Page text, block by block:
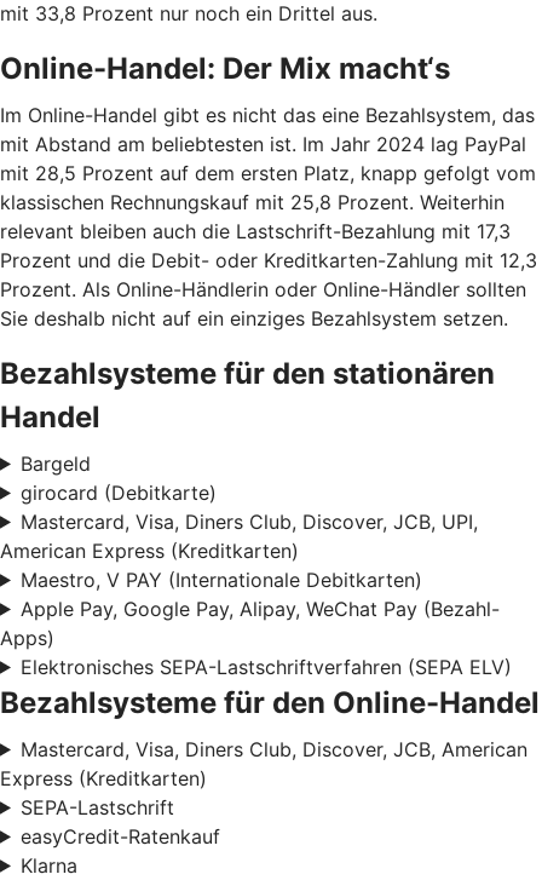
mit 33,8 Prozent nur noch ein Drittel aus.
Online-Handel: Der Mix macht‘s
Im Online-Handel gibt es nicht das eine Bezahlsystem, das
mit Abstand am beliebtesten ist. Im Jahr 2024 lag PayPal
mit 28,5 Prozent auf dem ersten Platz, knapp gefolgt vom
klassischen Rechnungskauf mit 25,8 Prozent. Weiterhin
relevant bleiben auch die Lastschrift-Bezahlung mit 17,3
Prozent und die Debit- oder Kreditkarten-Zahlung mit 12,3
Prozent. Als Online-Händlerin oder Online-Händler sollten
Sie deshalb nicht auf ein einziges Bezahlsystem setzen.
Bezahlsysteme für den stationären
Handel
Bargeld
girocard (Debitkarte)
Mastercard, Visa, Diners Club, Discover, JCB, UPI,
American Express (Kreditkarten)
Maestro, V PAY (Internationale Debitkarten)
Apple Pay, Google Pay, Alipay, WeChat Pay (Bezahl-
Apps)
Elektronisches SEPA-Lastschriftverfahren (SEPA ELV)
Bezahlsysteme für den Online-Handel
Mastercard, Visa, Diners Club, Discover, JCB, American
Express (Kreditkarten)
SEPA-Lastschrift
easyCredit-Ratenkauf
Klarna